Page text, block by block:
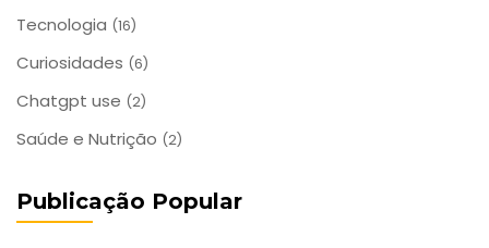
Tecnologia (16)
Curiosidades (6)
Chatgpt use (2)
Saúde e Nutrição (2)
Publicação Popular